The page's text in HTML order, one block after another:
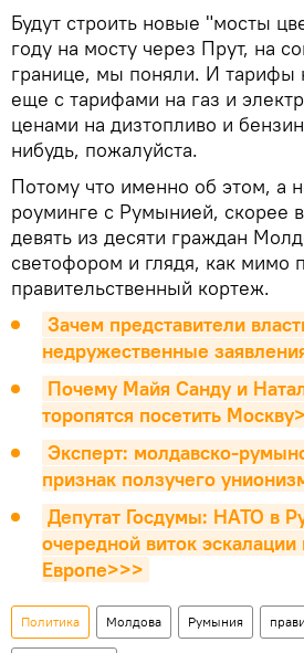
Будут строить новые "мосты
году на мосту через Прут, на
границе, мы поняли. И тарифы
еще с тарифами на газ и
ценами на дизтопливо и
нибудь, пожалуйста.
Потому что именно об этом, а
роуминге с Румынией, скорее
девять из десяти граждан
светофором и глядя, как мимо
правительственный кортеж.
Зачем представители
недружественные
Почему Майя Санду и
торопятся посетить
Эксперт: молдавско-
признак ползучего
Депутат Госдумы: НАТО в
очередной виток эскалации
Европе>>>
Политика Молдова Румыния